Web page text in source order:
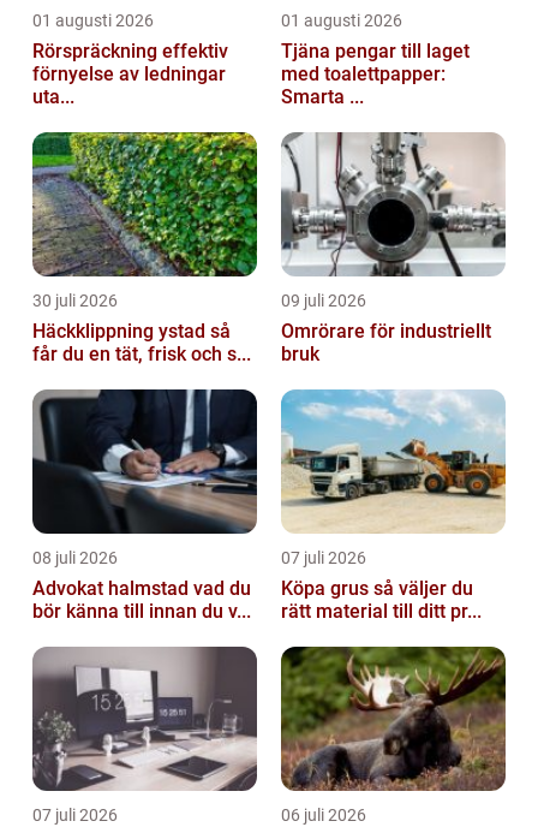
01 augusti 2026
Rörspräckning effektiv
förnyelse av ledningar
uta...
01 augusti 2026
Tjäna pengar till laget
med toalettpapper:
Smarta ...
30 juli 2026
Häckklippning ystad så
får du en tät, frisk och s...
09 juli 2026
Omrörare för industriellt
bruk
08 juli 2026
Advokat halmstad vad du
bör känna till innan du v...
07 juli 2026
Köpa grus så väljer du
rätt material till ditt pr...
07 juli 2026 06 juli 2026